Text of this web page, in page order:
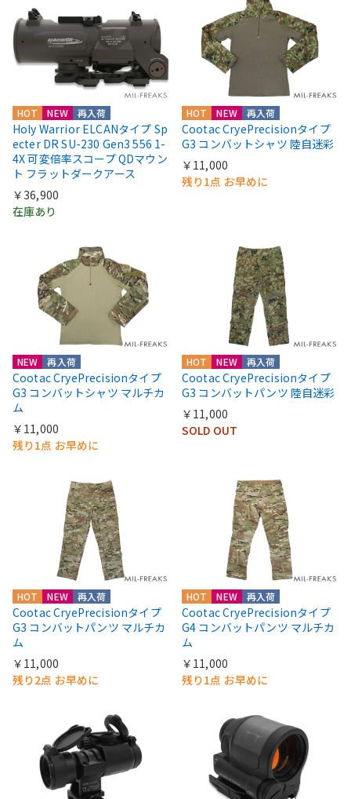
HOT NEW 再入荷
Holy Warrior ELCANタイプ Sp
ecter DR SU-230 Gen3 556 1-
4X 可変倍率スコープ QDマウン
ト フラットダークアース
￥36,900
在庫あり
HOT NEW 再入荷
Cootac CryePrecisionタイプ
G3 コンバットシャツ 陸自迷彩
￥11,000
残り1点 お早めに
NEW 再入荷
Cootac CryePrecisionタイプ
G3 コンバットシャツ マルチカ
ム
￥11,000
残り1点 お早めに
HOT NEW 再入荷
Cootac CryePrecisionタイプ
G3 コンバットパンツ 陸自迷彩
￥11,000
SOLD OUT
HOT NEW 再入荷
Cootac CryePrecisionタイプ
G3 コンバットパンツ マルチカ
ム
￥11,000
残り2点 お早めに
HOT NEW 再入荷
Cootac CryePrecisionタイプ
G4 コンバットパンツ マルチカ
ム
￥11,000
残り1点 お早めに